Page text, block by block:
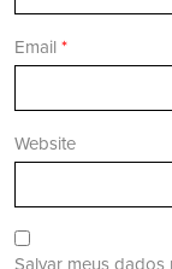
Email *
Website